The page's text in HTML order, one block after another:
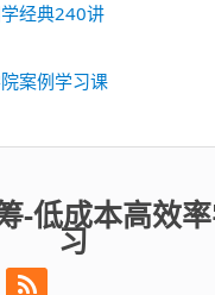
经典240讲
案例学习课
-低成本高效
习